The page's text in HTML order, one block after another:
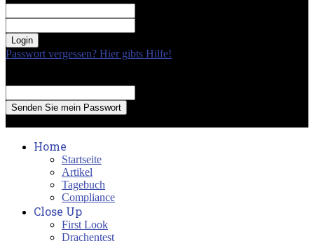
Passwort vergessen? Hier gibts Hilfe!
Home
Startseite
Artikel
Tagebuch
Compliance
Close Up
First Look
Drachentest